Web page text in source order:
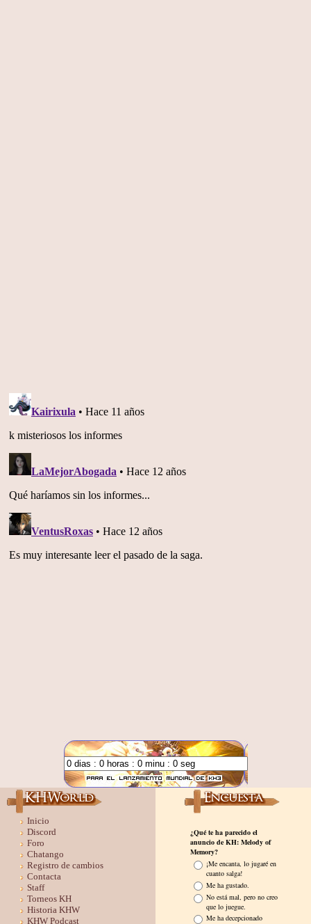
Inicio
Discord
Foro
Chatango
Registro de cambios
Contacta
Staff
Torneos KH
Historia KHW
KHW Podcast